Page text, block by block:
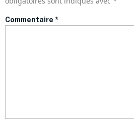
Commentaire *